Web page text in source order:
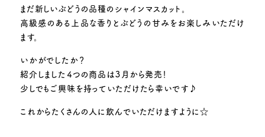
まだ新しいぶどうの品種のシャインマスカット。
高級感のある上品な香りとぶどうの甘みをお楽しみいただけ
ます。
いかがでしたか？
紹介しました４つの商品は３月から発売！
少しでもご興味を持っていただけたら幸いです♪
これからたくさんの人に飲んでいただけますように☆